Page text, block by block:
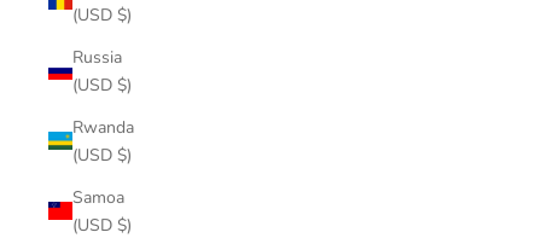
(USD $)
Russia
(USD $)
Rwanda
(USD $)
Samoa
(USD $)